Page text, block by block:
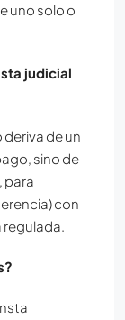
uno solo o
judicial
de un
sino de
para
con
regulada.